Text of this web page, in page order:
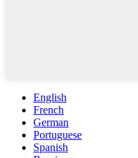
English
French
German
Portuguese
Spanish